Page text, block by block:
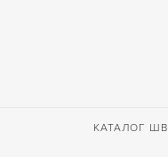
КАТАЛОГ